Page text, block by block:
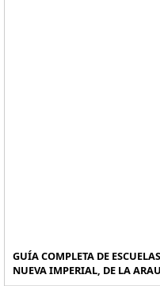
GUÍA COMPLETA DE
NUEVA IMPERIAL, DE LA